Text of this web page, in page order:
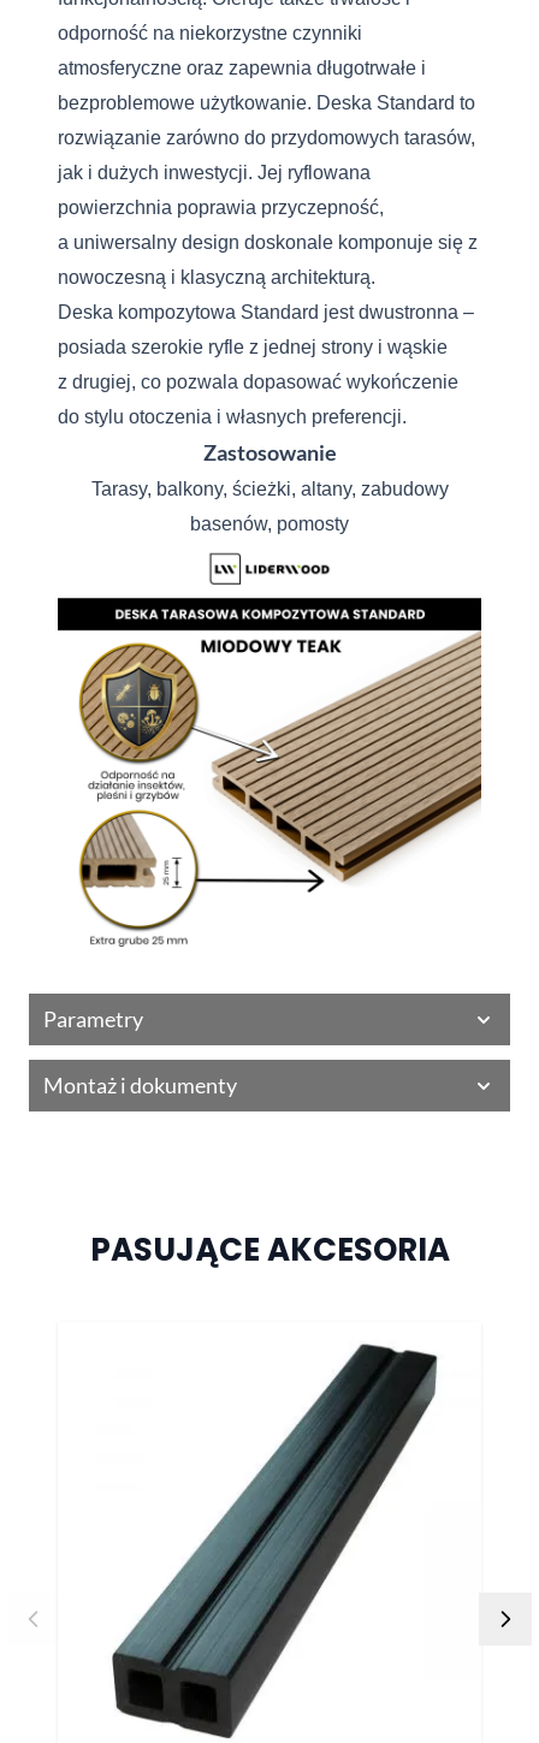
odporność na niekorzystne czynniki
atmosferyczne oraz zapewnia długotrwałe i
bezproblemowe użytkowanie. Deska Standard to
rozwiązanie zarówno do przydomowych tarasów,
jak i dużych inwestycji. Jej ryflowana
powierzchnia poprawia przyczepność,
a uniwersalny design doskonale komponuje się z
nowoczesną i klasyczną architekturą.
Deska kompozytowa Standard jest dwustronna –
posiada szerokie ryfle z jednej strony i wąskie
z drugiej, co pozwala dopasować wykończenie
do stylu otoczenia i własnych preferencji.
Zastosowanie
Tarasy, balkony, ścieżki, altany, zabudowy
basenów, pomosty
Parametry
Montaż i dokumenty
PASUJĄCE AKCESORIA